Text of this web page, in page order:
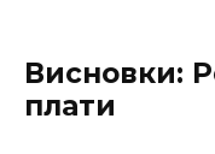
Висновки:
плати